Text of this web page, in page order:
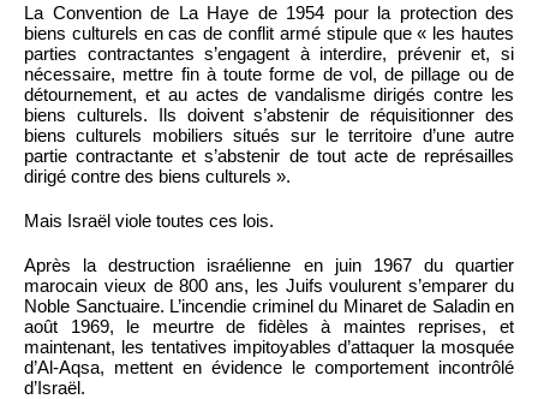
La Convention de La Haye de 1954 pour la protection des
biens culturels en cas de conflit armé stipule que « les hautes
parties contractantes s’engagent à interdire, prévenir et, si
nécessaire, mettre fin à toute forme de vol, de pillage ou de
détournement, et au actes de vandalisme dirigés contre les
biens culturels. Ils doivent s’abstenir de réquisitionner des
biens culturels mobiliers situés sur le territoire d’une autre
partie contractante et s’abstenir de tout acte de représailles
dirigé contre des biens culturels ».
Mais Israël viole toutes ces lois.
Après la destruction israélienne en juin 1967 du quartier
marocain vieux de 800 ans, les Juifs voulurent s’emparer du
Noble Sanctuaire. L’incendie criminel du Minaret de Saladin en
août 1969, le meurtre de fidèles à maintes reprises, et
maintenant, les tentatives impitoyables d’attaquer la mosquée
d’Al-Aqsa, mettent en évidence le comportement incontrôlé
d’Israël.